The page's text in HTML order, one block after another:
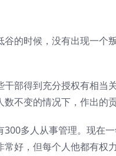
的时候，没有出现一个
部得到充分授权有相当
不变的情况下，作出的贡
多人从事管理。现在
好，但每个人他都有权